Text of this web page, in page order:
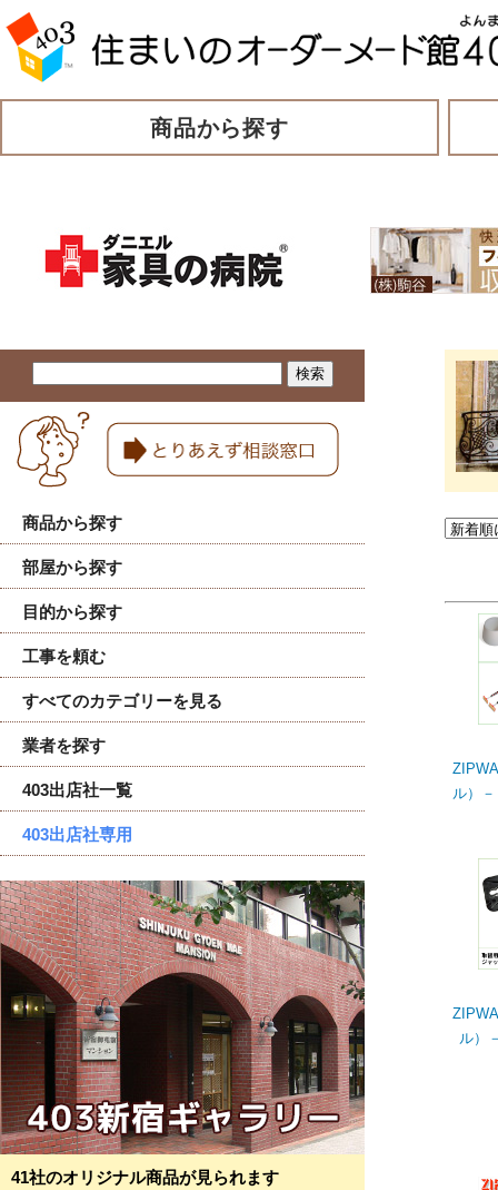
商品から探す
商品から探す
部屋から探す
目的から探す
工事を頼む
すべてのカテゴリーを見る
業者を探す
403出店社一覧
403出店社専用
41社のオリジナル商品が見られます
ル）
ル）